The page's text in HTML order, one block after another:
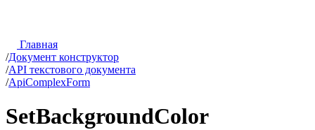
Главная
/Документ конструктор
/API текстового документа
/ApiComplexForm
SetBackgroundColor